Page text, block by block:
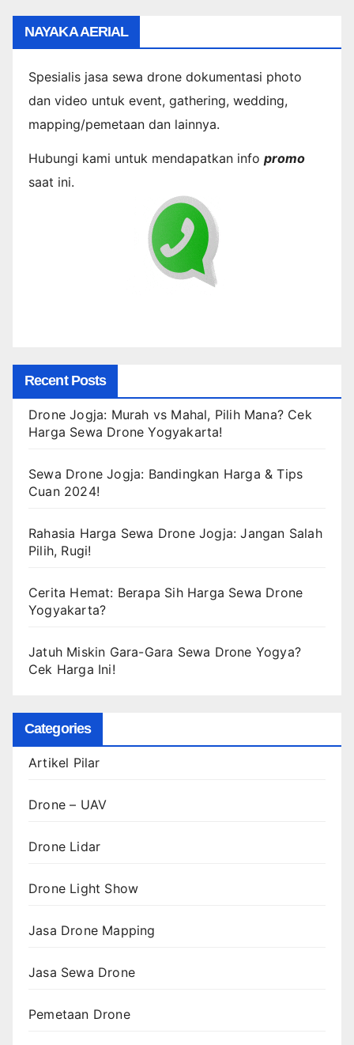
NAYAKA AERIAL
Spesialis jasa sewa drone dokumentasi photo
dan video untuk event, gathering, wedding,
mapping/pemetaan dan lainnya.
Hubungi kami untuk mendapatkan info promo
saat ini.
Recent Posts
Drone Jogja: Murah vs Mahal, Pilih Mana? Cek
Harga Sewa Drone Yogyakarta!
Sewa Drone Jogja: Bandingkan Harga & Tips
Cuan 2024!
Rahasia Harga Sewa Drone Jogja: Jangan Salah
Pilih, Rugi!
Cerita Hemat: Berapa Sih Harga Sewa Drone
Yogyakarta?
Jatuh Miskin Gara-Gara Sewa Drone Yogya?
Cek Harga Ini!
Categories
Artikel Pilar
Drone – UAV
Drone Lidar
Drone Light Show
Jasa Drone Mapping
Jasa Sewa Drone
Pemetaan Drone